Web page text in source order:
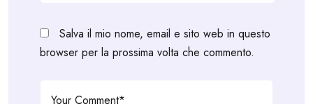
Salva il mio nome, email e sito web in questo
browser per la prossima volta che commento.